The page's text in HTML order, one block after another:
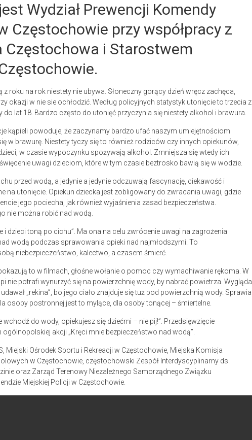
Wydział Prewencji Komendy
Częstochowie przy współpracy z
Częstochowa i Starostwem
roku na rok niestety nie ubywa. Słoneczny gorący dzień wręcz zachęca,
okazji w nie sie ochłodzić. Według policyjnych statystyk utonięcie to trzecia z
do lat 18. Bardzo często do utonięć przyczynia się niestety alkohol i brawura.
kąpieli powoduje, że zaczynamy bardzo ufać naszym umiejętnościom
w brawurę. Niestety tyczy się to również rodziców czy innych opiekunów,
w czasie wypoczynku spożywają alkohol. Zmniejsza się wtedy ich
uwagi dzieciom, które w tym czasie beztrosko bawią się w wodzie.
przed wodą, a jedynie a jedynie odczuwają fascynację, ciekawość i
na utonięcie. Opiekun dziecka jest zobligowany do zwracania uwagi, gdzie
jego pociecha, jak również wyjaśnienia zasad bezpieczeństwa.
nie można robić nad wodą.
i dzieci toną po cichu”. Ma ona na celu zwrócenie uwagi na zagrożenia
wodą podczas sprawowania opieki nad najmłodszymi. To
niebezpieczeństwo, kalectwo, a czasem śmierć.
to w filmach, głośne wołanie o pomoc czy wymachiwanie rękoma. W
nie potrafi wynurzyć się na powierzchnię wody, by nabrać powietrza. Wygląda
„rekina”, bo jego ciało znajduje się tuż pod powierzchnią wody. Sprawia
osoby postronnej jest to mylące, dla osoby tonącej – śmiertelne.
wchodź do wody, opiekujesz się dziećmi – nie pij!”. Przedsięwzięcie
akcji „Kręci mnie bezpieczeństwo nad wodą”.
Miejski Ośrodek Sportu i Rekreacji w Częstochowie, Miejska Komisja
w Częstochowie, częstochowski Zespół Interdyscyplinarny ds.
oraz Zarząd Terenowy Niezależnego Samorządnego Związku
Miejskiej Policji w Częstochowie.